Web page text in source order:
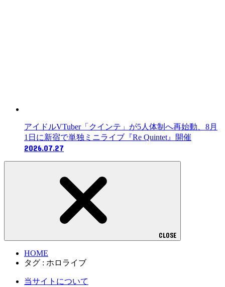
アイドルVTuber「クインテ」が5人体制へ再始動、8月
1日に新宿で単独ミニライブ『Re Quintet』開催
2026.07.27
CLOSE
HOME
タグ : ホロライブ
当サイトについて